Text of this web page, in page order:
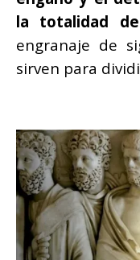
la totalidad
engranaje de
sirven para